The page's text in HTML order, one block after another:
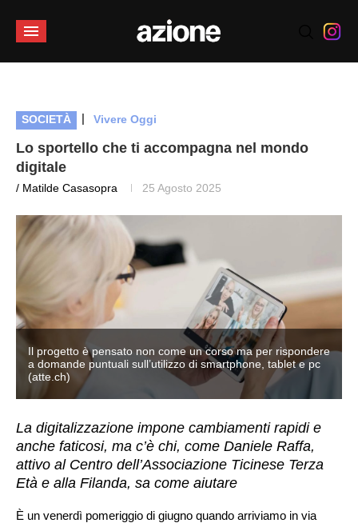
SOCIETÀ | Vivere Oggi
Lo sportello che ti accompagna nel mondo
digitale
/ Matilde Casasopra 25 Agosto 2025
Il progetto è pensato non come un corso ma per rispondere
a domande puntuali sull’utilizzo di smartphone, tablet e pc
(atte.ch)
La digitalizzazione impone cambiamenti rapidi e
anche faticosi, ma c’è chi, come Daniele Raffa,
attivo al Centro dell’Associazione Ticinese Terza
Età e alla Filanda, sa come aiutare
È un venerdì pomeriggio di giugno quando arriviamo in via